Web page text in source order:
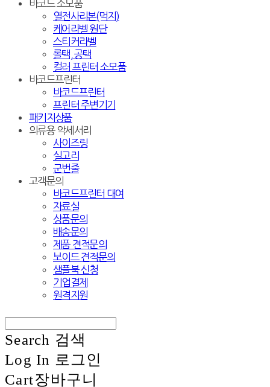
바코드 소모품
열전사리본(먹지)
케어라벨 원단
스티커라벨
롤택, 공택
컬러 프린터 소모품
바코드프린터
바코드프린터
프린터 주변기기
패키지상품
의류용 악세서리
사이즈링
실고리
군번줄
고객문의
바코드프린터 대여
자료실
상품문의
배송문의
제품 견적문의
보이드 견적문의
샘플북 신청
기업결제
원격지원
Search 검색
Log In 로그인
Cart장바구니